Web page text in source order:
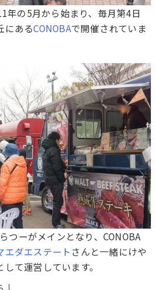
年の5月から始まり、毎月第4日
にあるCONOBAで開催されていま
つーがメインとなり、CONOBA
エダエステート さんと一緒にけや
て運営しています。